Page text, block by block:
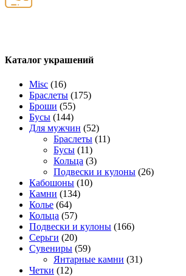
Каталог украшений
Misc (16)
Браслеты (175)
Броши (55)
Бусы (144)
Для мужчин (52)
Браслеты (11)
Бусы (11)
Кольца (3)
Подвески и кулоны (26)
Кабошоны (10)
Камни (134)
Колье (64)
Кольца (57)
Подвески и кулоны (166)
Серьги (20)
Сувениры (59)
Янтарные камни (31)
Четки (12)